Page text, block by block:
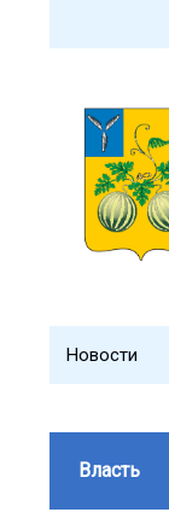
Новости
Власть